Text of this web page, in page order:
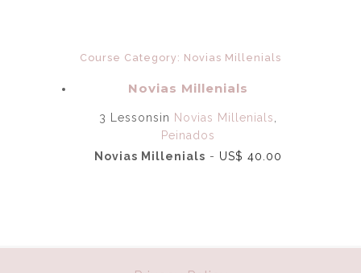
Course Category: Novias Millenials
Novias Millenials
3 Lessonsin Novias Millenials
Peinados
Novias Millenials - US$ 40.00